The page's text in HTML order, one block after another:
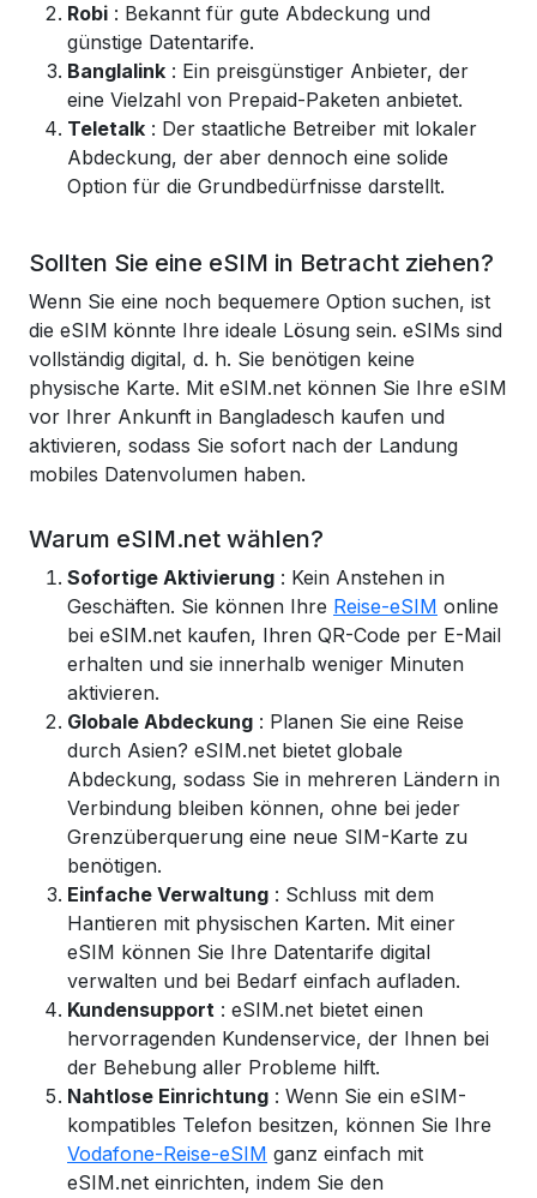
Robi : Bekannt für gute Abdeckung und
günstige Datentarife.
Banglalink : Ein preisgünstiger Anbieter, der
eine Vielzahl von Prepaid-Paketen anbietet.
Teletalk : Der staatliche Betreiber mit lokaler
Abdeckung, der aber dennoch eine solide
Option für die Grundbedürfnisse darstellt.
Sollten Sie eine eSIM in Betracht ziehen?
Wenn Sie eine noch bequemere Option suchen, ist
die eSIM könnte Ihre ideale Lösung sein. eSIMs sind
vollständig digital, d. h. Sie benötigen keine
physische Karte. Mit eSIM.net können Sie Ihre eSIM
vor Ihrer Ankunft in Bangladesch kaufen und
aktivieren, sodass Sie sofort nach der Landung
mobiles Datenvolumen haben.
Warum eSIM.net wählen?
Sofortige Aktivierung : Kein Anstehen in
Geschäften. Sie können Ihre Reise-eSIM online
bei eSIM.net kaufen, Ihren QR-Code per E-Mail
erhalten und sie innerhalb weniger Minuten
aktivieren.
Globale Abdeckung : Planen Sie eine Reise
durch Asien? eSIM.net bietet globale
Abdeckung, sodass Sie in mehreren Ländern in
Verbindung bleiben können, ohne bei jeder
Grenzüberquerung eine neue SIM-Karte zu
benötigen.
Einfache Verwaltung : Schluss mit dem
Hantieren mit physischen Karten. Mit einer
eSIM können Sie Ihre Datentarife digital
verwalten und bei Bedarf einfach aufladen.
Kundensupport : eSIM.net bietet einen
hervorragenden Kundenservice, der Ihnen bei
der Behebung aller Probleme hilft.
Nahtlose Einrichtung : Wenn Sie ein eSIM-
kompatibles Telefon besitzen, können Sie Ihre
Vodafone-Reise-eSIM ganz einfach mit
eSIM.net einrichten, indem Sie den